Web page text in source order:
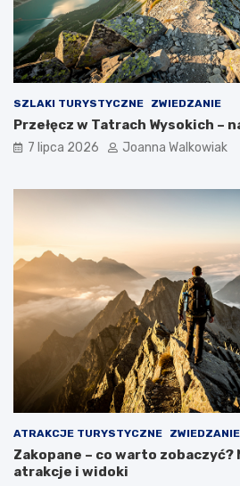
SZLAKI TURYSTYCZNE ZWIEDZANIE
Przełęcz w Tatrach Wysokich –
7 lipca 2026 Joanna Walkowiak
ATRAKCJE TURYSTYCZNE ZWIEDZANIE
Zakopane – co warto zobaczyć?
atrakcje i widoki